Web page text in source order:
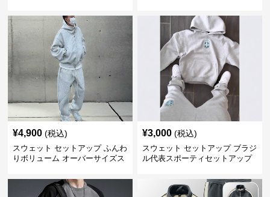
¥4,900 (税込)
スウェット セットアップ ふんわ
りボリューム オーバーサイズス
¥3,000 (税込)
スウェット セットアップ ブラジ
ル代表スポーティセットアップ